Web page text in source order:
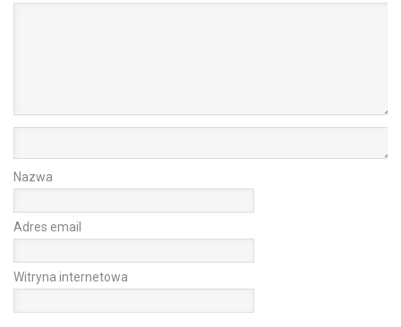
Nazwa
Adres email
Witryna internetowa